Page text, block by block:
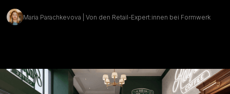
Maria Parachkevova | Von den Retail-Expert:innen bei Formwerk